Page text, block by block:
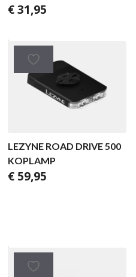
€31,95
LEZYNE ROAD DRIVE 500
KOPLAMP
€ 59,95